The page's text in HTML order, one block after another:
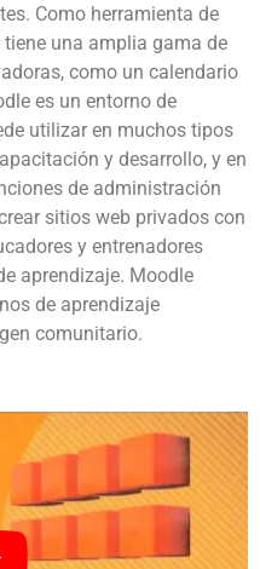
Como herramienta de
una amplia gama de
como un calendario
es un entorno de
utilizar en muchos tipos
y desarrollo, y en
de administración
sitios web privados con
y entrenadores
aprendizaje. Moodle
de aprendizaje
comunitario.